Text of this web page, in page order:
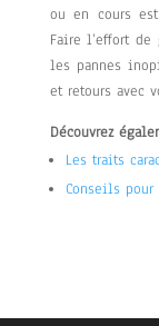
ou en cours
Faire l’effort
les pannes
et retours avec
Découvrez
Les traits
Conseils